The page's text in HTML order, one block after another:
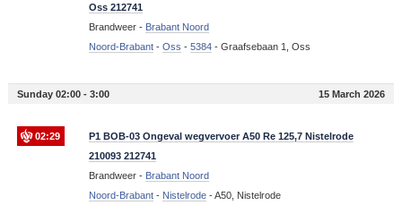
Oss 212741
Brandweer - Brabant Noord
Noord-Brabant- Oss - 5384- Graafsebaan 1, Oss
Sunday 02:00 - 3:00 15 March 2026
02:29
P1 BOB-03 Ongeval wegvervoer A50 Re 125,7 Nistelrode
210093 212741
Brandweer - Brabant Noord
Noord-Brabant- Nistelrode-A50, Nistelrode